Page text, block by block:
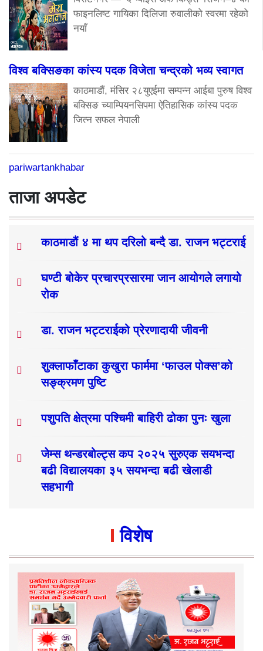
फाइनलिष्ट गायिका दिलिजा रुवालीको स्वरमा रहेको
नयाँ
विश्व बक्सिङका कांस्य पदक विजेता चन्द्रको भव्य स्वागत
काठमाडौं, मंसिर २८युएईमा सम्पन्न आईबा पुरुष विश्व
बक्सिङ च्याम्पियनसिपमा ऐतिहासिक कांस्य पदक
जित्न सफल नेपाली
pariwartankhabar
ताजा अपडेट
काठमाडौं ४ मा थप दरिलो बन्दै डा. राजन भट्टराई
घण्टी बोकेर प्रचारप्रसारमा जान आयोगले लगायो
रोक
डा. राजन भट्टराईको प्रेरणादायी जीवनी
शुक्लाफाँटाका कुखुरा फार्ममा ‘फाउल पोक्स’को
सङ्क्रमण पुष्टि
पशुपति क्षेत्रमा पश्चिमी बाहिरी ढोका पुनः खुला
जेम्स थन्डरबोल्ट्स कप २०२५ सुरुएक सयभन्दा
बढी विद्यालयका ३५ सयभन्दा बढी खेलाडी
सहभागी
विशेष